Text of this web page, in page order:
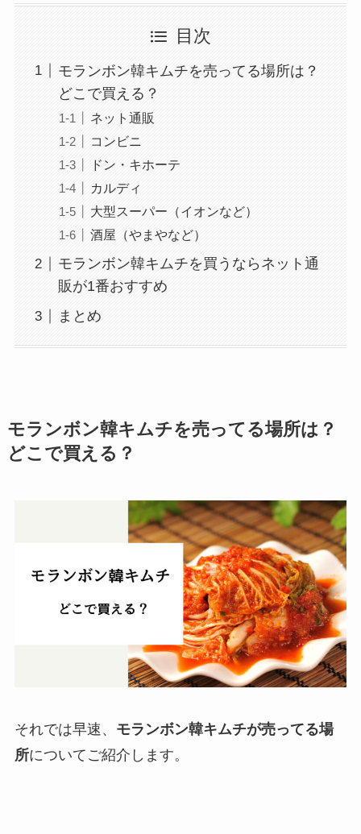
目次
モランボン韓キムチを売ってる場所は？
どこで買える？
ネット通販
コンビニ
ドン・キホーテ
カルディ
大型スーパー（イオンなど）
酒屋（やまやなど）
モランボン韓キムチを買うならネット通
販が1番おすすめ
まとめ
モランボン韓キムチを売ってる場所は？
どこで買える？
それでは早速、 モランボン韓キムチが売ってる場
所についてご紹介します。